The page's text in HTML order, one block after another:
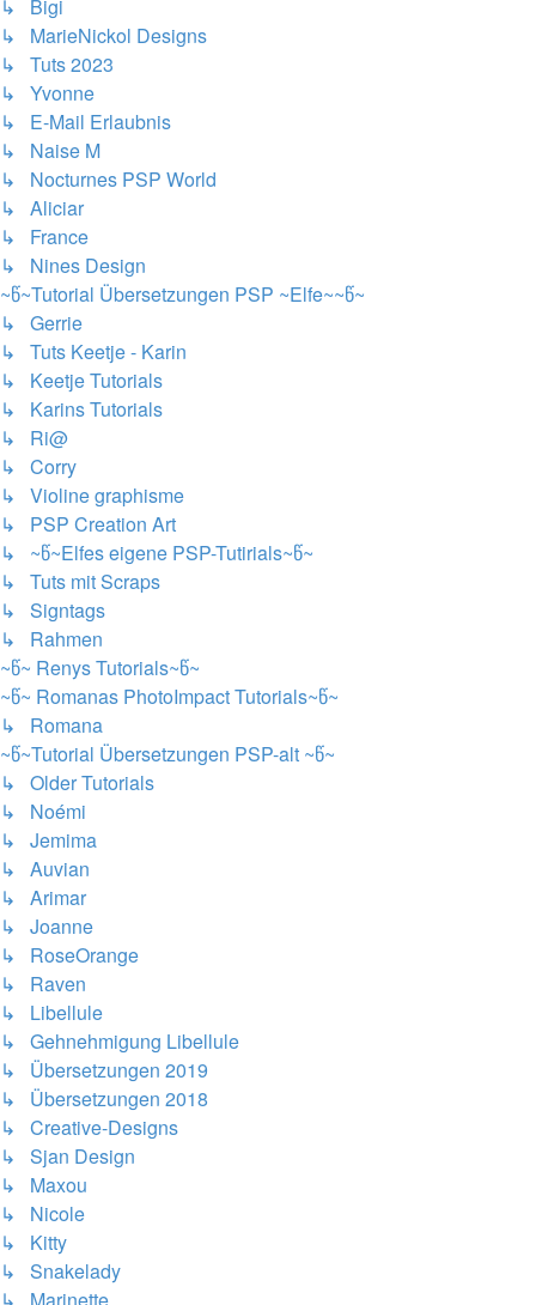
↳ Bigi
↳ MarieNickol Designs
↳ Tuts 2023
↳ Yvonne
↳ E-Mail Erlaubnis
↳ Naise M
↳ Nocturnes PSP World
↳ Aliciar
↳ France
↳ Nines Design
~წ~Tutorial Übersetzungen PSP ~Elfe~~წ~
↳ Gerrie
↳ Tuts Keetje - Karin
↳ Keetje Tutorials
↳ Karins Tutorials
↳ Ri@
↳ Corry
↳ Violine graphisme
↳ PSP Creation Art
↳ ~წ~Elfes eigene PSP-Tutirials~წ~
↳ Tuts mit Scraps
↳ Signtags
↳ Rahmen
~წ~ Renys Tutorials~წ~
~წ~ Romanas PhotoImpact Tutorials~წ~
↳ Romana
~წ~Tutorial Übersetzungen PSP-alt ~წ~
↳ Older Tutorials
↳ Noémi
↳ Jemima
↳ Auvian
↳ Arimar
↳ Joanne
↳ RoseOrange
↳ Raven
↳ Libellule
↳ Gehnehmigung Libellule
↳ Übersetzungen 2019
↳ Übersetzungen 2018
↳ Creative-Designs
↳ Sjan Design
↳ Maxou
↳ Nicole
↳ Kitty
↳ Snakelady